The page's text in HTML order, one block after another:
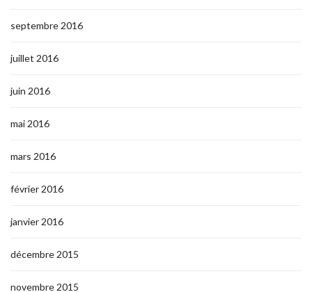
septembre 2016
juillet 2016
juin 2016
mai 2016
mars 2016
février 2016
janvier 2016
décembre 2015
novembre 2015